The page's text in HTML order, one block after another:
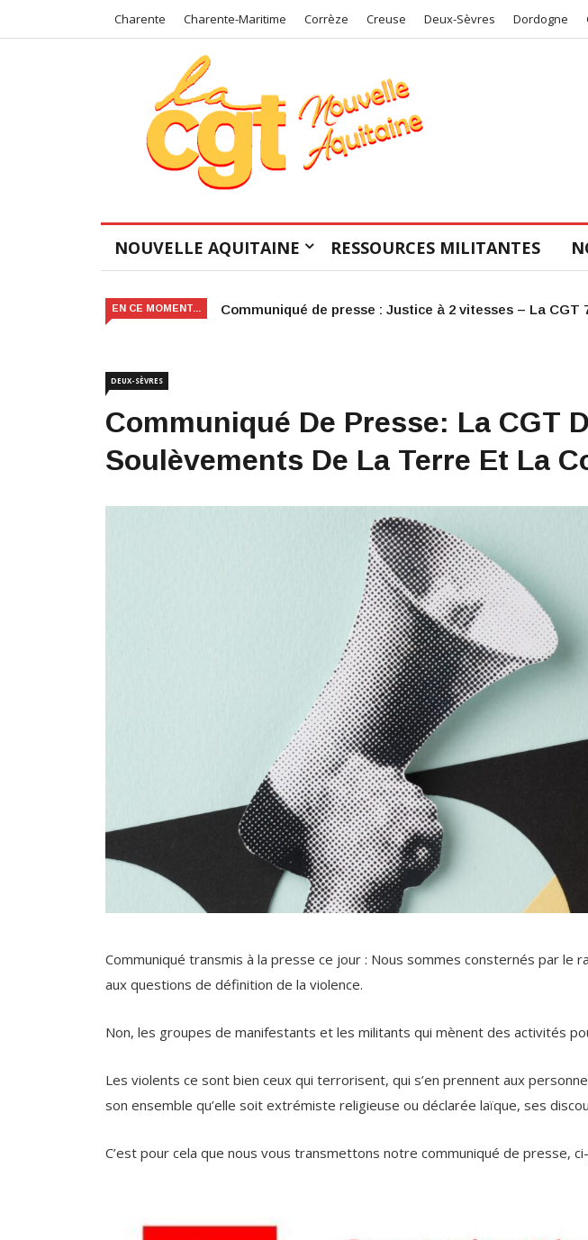
Charente Charente-Maritime Corrèze Creuse Deux-Sèvres Dordogne
NOUVELLE AQUITAINE RESSOURCES MILITANTES
EN CE MOMENT... Victoire judiciaire pour le COS de la CGT 47
DEUX-SÈVRES
Communiqué De Presse: La CGT
Soulèvements De La Terre Et La
Communiqué transmis à la presse ce jour : Nous sommes consternés par
aux questions de définition de la violence.
Non, les groupes de manifestants et les militants qui mènent des activités
Les violents ce sont bien ceux qui terrorisent, qui s’en prennent aux
son ensemble qu’elle soit extrémiste religieuse ou déclarée laïque, ses
C’est pour cela que nous vous transmettons notre communiqué de presse,